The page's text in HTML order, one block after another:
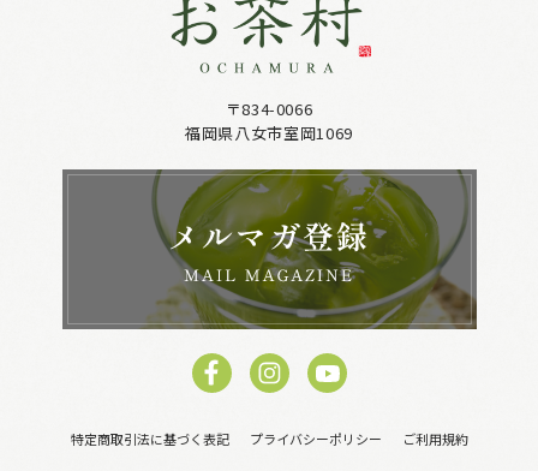
〒834-0066
福岡県八女市室岡1069
特定商取引法に基づく表記 プライバシーポリシー ご利用規約